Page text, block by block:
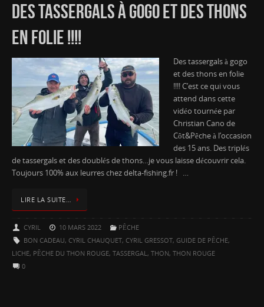
DES TASSERGALS À GOGO ET DES THONS
EN FOLIE !!!!
Des tassergals à gogo
et des thons en folie
!!!! C’est ce qui vous
attend dans cette
vidéo tournée par
Christian Cano de
Côt&Pêche à l’occasion
des 15 ans. Des triplés
de tassergals et des doublés de thons…je vous laisse découvrir cela.
Toujours 100% aux leurres chez delta-fishing.fr ! …
LIRE LA SUITE…
CYRIL 10 MARS 2022
PÊCHE
BON CADEAU, CYRIL CHAUQUET, CYRIL GRESSOT, GUIDE DE PÊCHE,
LICHE, PÊCHE DU THON ROUGE, TASSERGAL, THON, THON ROUGE
0